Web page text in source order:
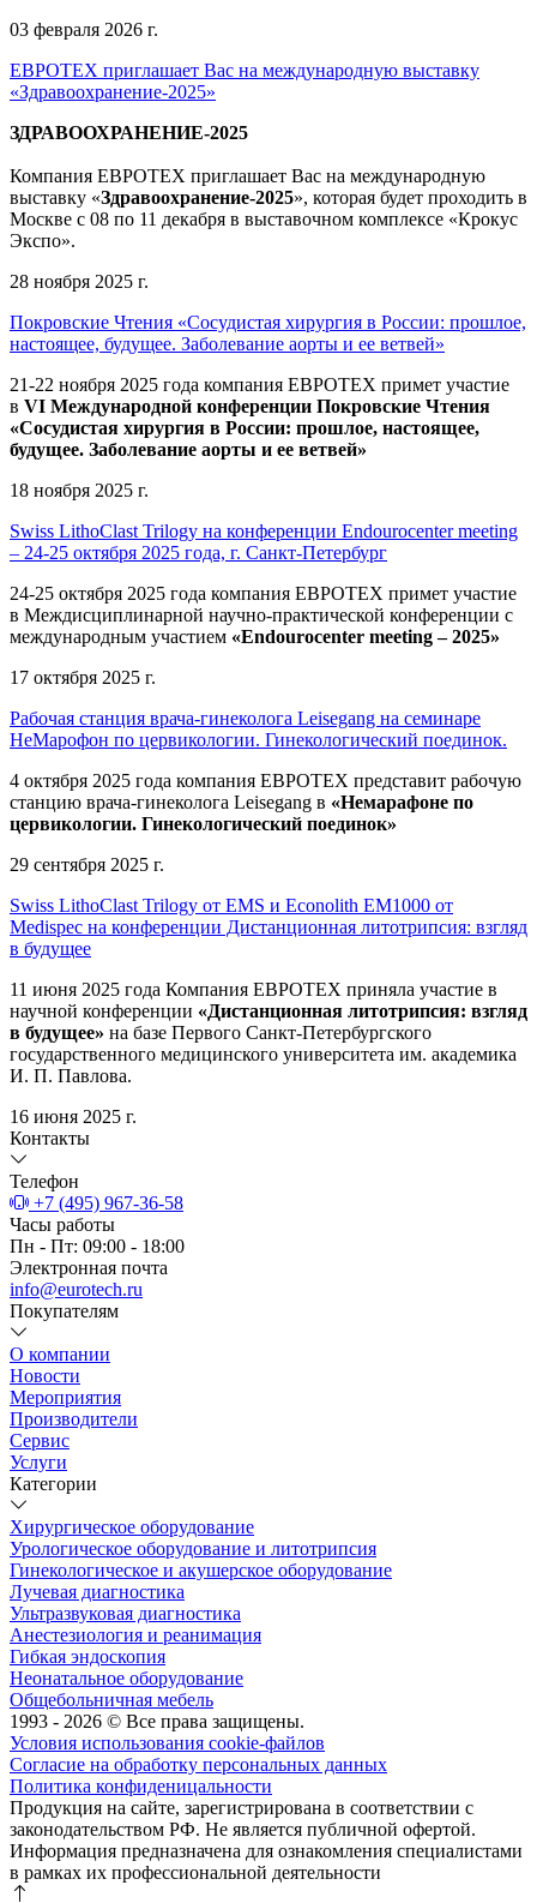
03 февраля 2026 г.
ЕВРОТЕХ приглашает Вас на международную выставку
«Здравоохранение-2025»
ЗДРАВООХРАНЕНИЕ-2025
Компания ЕВРОТЕХ приглашает Вас на международную
выставку «Здравоохранение-2025», которая будет проходить в
Москве с 08 по 11 декабря в выставочном комплексе «Крокус
Экспо».
28 ноября 2025 г.
Покровские Чтения «Сосудистая хирургия в России: прошлое,
настоящее, будущее. Заболевание аорты и ее ветвей»
21-22 ноября 2025 года компания ЕВРОТЕХ примет участие
в VI Международной конференции Покровские Чтения
«Сосудистая хирургия в России: прошлое, настоящее,
будущее. Заболевание аорты и ее ветвей»
18 ноября 2025 г.
Swiss LithoClast Trilogy на конференции Endourocenter meeting
– 24-25 октября 2025 года, г. Санкт-Петербург
24-25 октября 2025 года компания ЕВРОТЕХ примет участие
в Междисциплинарной научно-практической конференции с
международным участием «Endourocenter meeting – 2025»
17 октября 2025 г.
Рабочая станция врача-гинеколога Leisegang на семинаре
НеМарофон по цервикологии. Гинекологический поединок.
4 октября 2025 года компания ЕВРОТЕХ представит рабочую
станцию врача-гинеколога Leisegang в «Немарафоне по
цервикологии. Гинекологический поединок»
29 сентября 2025 г.
Swiss LithoClast Trilogy от EMS и Econolith ЕМ1000 от
Medispec на конференции Дистанционная литотрипсия: взгляд
в будущее
11 июня 2025 года Компания ЕВРОТЕХ приняла участие в
научной конференции «Дистанционная литотрипсия: взгляд
в будущее» на базе Первого Санкт-Петербургского
государственного медицинского университета им. академика
И. П. Павлова.
16 июня 2025 г.
Контакты
Телефон
+7 (495) 967-36-58
Часы работы
Пн - Пт: 09:00 - 18:00
Электронная почта
info@eurotech.ru
Покупателям
О компании
Новости
Мероприятия
Производители
Сервис
Услуги
Категории
Хирургическое оборудование
Урологическое оборудование и литотрипсия
Гинекологическое и акушерское оборудование
Лучевая диагностика
Ультразвуковая диагностика
Анестезиология и реанимация
Гибкая эндоскопия
Неонатальное оборудование
Общебольничная мебель
1993 - 2026 © Все права защищены.
Условия использования cookie-файлов
Согласие на обработку персональных данных
Политика конфиденицальности
Продукция на сайте, зарегистрирована в соответствии с
законодательством РФ. Не является публичной офертой.
Информация предназначена для ознакомления специалистами
в рамках их профессиональной деятельности